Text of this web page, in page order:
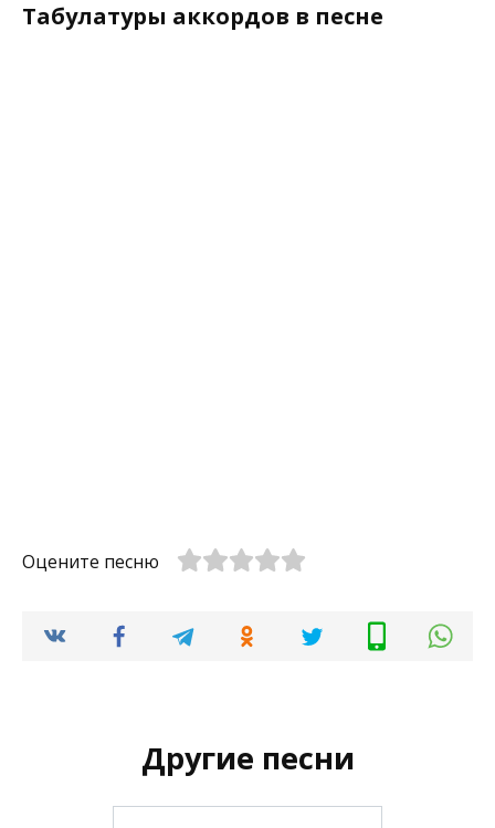
Табулатуры аккордов в песне
Оцените песню
Другие песни